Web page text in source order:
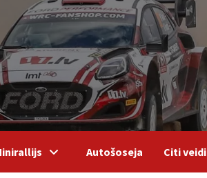
Autošoseja Citi veidi